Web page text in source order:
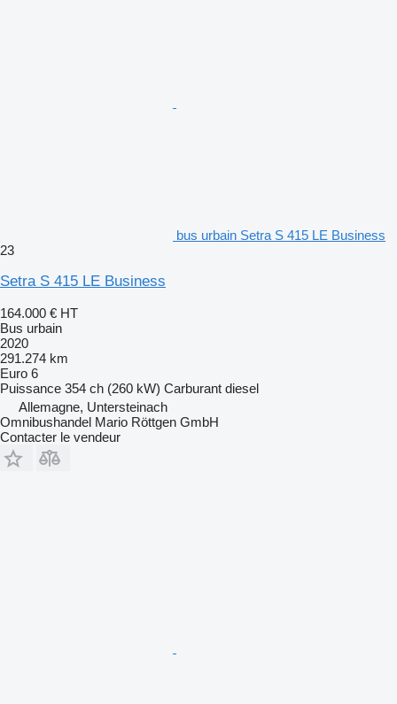
bus urbain Setra S 415 LE Business
23
Setra S 415 LE Business
164.000 € HT
Bus urbain
2020
291.274 km
Euro 6
Puissance 354 ch (260 kW) Carburant diesel
Allemagne, Untersteinach
Omnibushandel Mario Röttgen GmbH
Contacter le vendeur